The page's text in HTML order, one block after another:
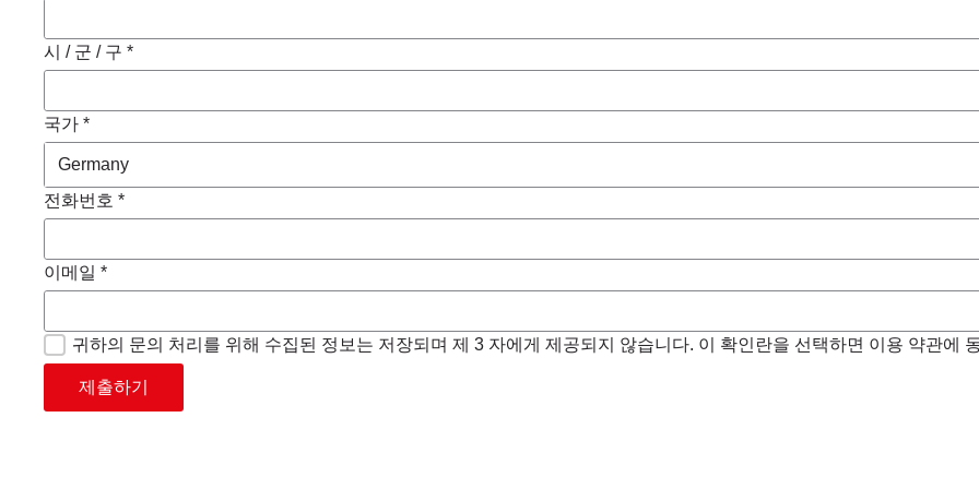
시 / 군 / 구 *
국가 *
전화번호 *
이메일 *
귀하의 문의 처리를 위해 수집된 정보는 저장되며 제 3 자에게 제공되지 않습니다. 이 확인란을 선택하면 이용 약관에
제출하기